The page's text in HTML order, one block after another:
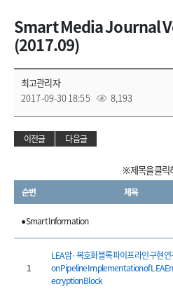
Smart Media Journal
(2017.09)
최고관리자
2017-09-30 18:55
8,193
이전글 다음글
※ 제목을 클릭
순번 제목
● Smart Information
1
LEA 암·복호화 블록 파이프라인 구현
on Pipeline Implementation of LEA
ecryption Block